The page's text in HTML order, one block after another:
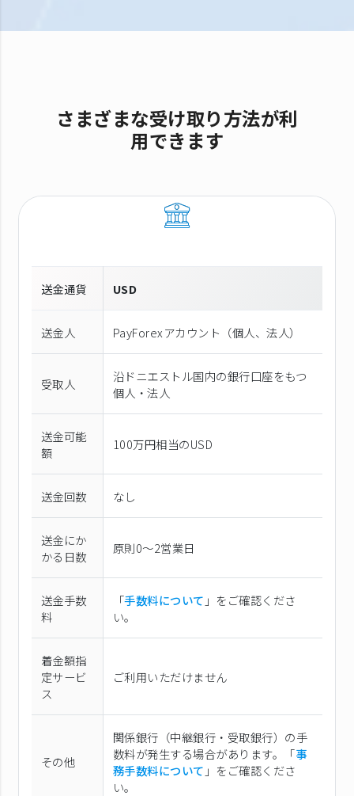
さまざまな受け取り方法が利
用できます
送金通貨 USD
送金人 PayForexアカウント（個⼈、法⼈）
受取人
沿ドニエストル国内の銀行口座をもつ
個人・法人
送金可能
額
100万円相当のUSD
送金回数 なし
送金にか
かる日数
原則0〜2営業日
送金手数
料
「手数料について 」をご確認くださ
い。
着金額指
定サービ
ス
ご利用いただけません
その他
関係銀行（中継銀行・受取銀行）の手
数料が発生する場合があります。「事
務手数料について 」をご確認くださ
い。